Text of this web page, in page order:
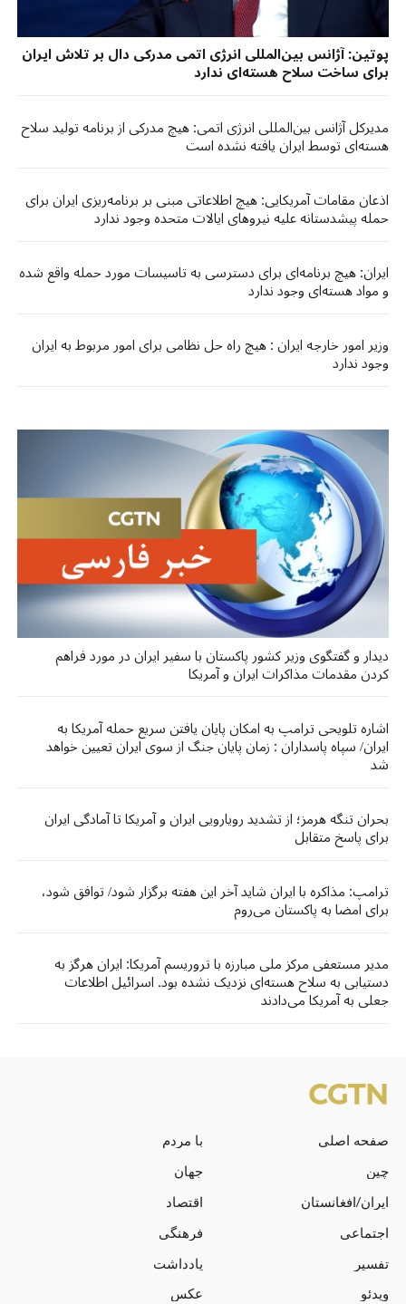
پوتین: آژانس بین‌المللی انرژی اتمی مدرکی دال بر تلاش ایران
برای ساخت سلاح هسته‌ای ندارد​​
مدیرکل آژانس بین‌المللی انرژی اتمی: هیچ مدرکی از برنامه تولید سلاح
هسته‌ای توسط ایران یافته نشده است
اذعان مقامات آمریکایی: هیچ اطلاعاتی مبنی بر برنامه‌ریزی ایران برای
حمله پیشدستانه علیه نیروهای ایالات متحده وجود ندارد
ایران: هیچ برنامه‌ای برای دسترسی به تاسیسات مورد حمله واقع شده
و مواد هسته‌ای وجود ندارد
وزیر امور خارجه ایران : هیچ راه حل نظامی برای امور مربوط به ایران
وجود ندارد
دیدار و گفتگوی وزیر کشور پاکستان با سفیر ایران در مورد فراهم
کردن مقدمات مذاکرات ایران و آمریکا
اشاره تلویحی ترامپ به امکان پایان یافتن سریع حمله آمریکا به
ایران/ سپاه پاسداران : زمان پایان جنگ از سوی ایران تعیین خواهد
شد
بحران تنگه هرمز؛ از تشدید رویارویی ایران و آمریکا تا آمادگی ایران
برای پاسخ متقابل
ترامپ: مذاکره با ایران شاید آخر این هفته برگزار ‌شود/ توافق شود،
برای امضا به پاکستان می‌روم
مدیر مستعفی مرکز ملی مبارزه با تروریسم آمریکا: ایران هرگز به
دستیابی به سلاح هسته‌ای نزدیک نشده بود. اسرائیل اطلاعات
جعلی به آمریکا می‌دادند
صفحه اصلی
با مردم
چین
جهان
ایران/افغانستان
اقتصاد
اجتماعی
فرهنگی
تفسیر
یادداشت
ویدئو
عکس